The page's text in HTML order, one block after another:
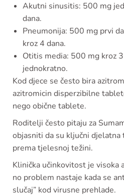
Akutni sinusitis: 500 mg
dana.
Pneumonija: 500 mg prvi
kroz 4 dana.
Otitis media: 500 mg kroz
jednokratno.
Kod djece se često bira
azitromicin disperzibilne
nego obične tablete.
Roditelji često pitaju za
objasniti da su ključni djelatna
prema tjelesnoj težini.
Klinička učinkovitost je visoka
no problem nastaje kada se
slučaj” kod virusne prehlade.